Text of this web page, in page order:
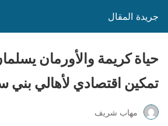
جريدة المقال
تمكين اقتصادي لأهالي
مهاب شريف